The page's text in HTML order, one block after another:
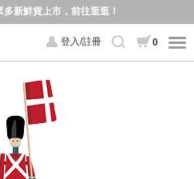
多新鮮貨上市，前往逛逛！
登入/註冊 0